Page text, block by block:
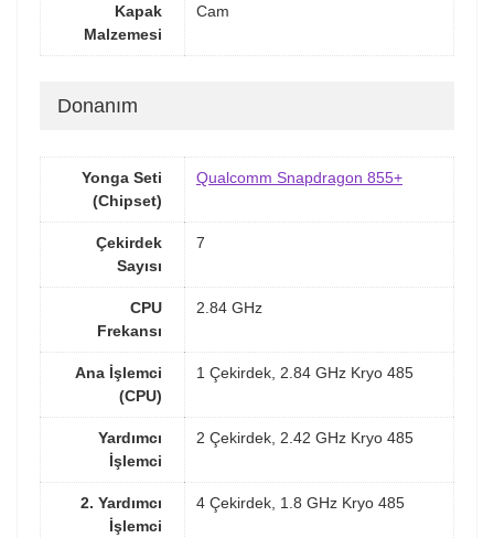
Kapak
Malzemesi
Cam
Donanım
Yonga Seti
(Chipset)
Qualcomm Snapdragon 855+
Çekirdek
Sayısı
7
CPU
Frekansı
2.84 GHz
Ana İşlemci
(CPU)
1 Çekirdek, 2.84 GHz Kryo 485
Yardımcı
İşlemci
2 Çekirdek, 2.42 GHz Kryo 485
2. Yardımcı
İşlemci
4 Çekirdek, 1.8 GHz Kryo 485